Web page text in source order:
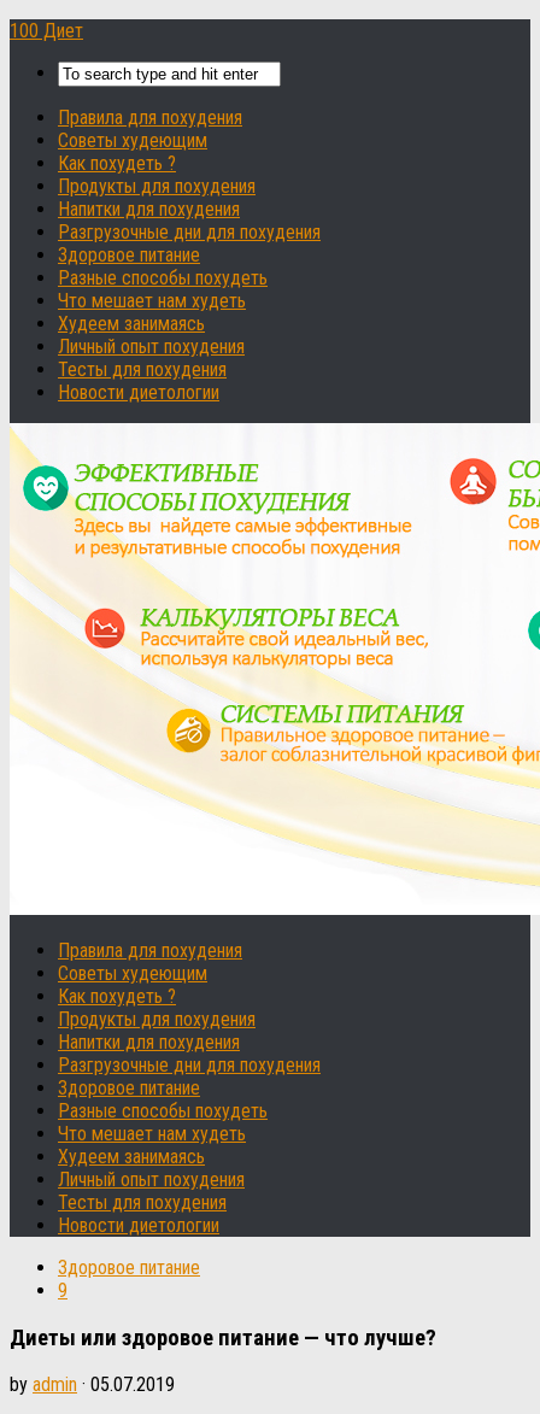
100 Диет
Правила для похудения
Советы худеющим
Как похудеть ?
Продукты для похудения
Напитки для похудения
Разгрузочные дни для похудения
Здоровое питание
Разные способы похудеть
Что мешает нам худеть
Худеем занимаясь
Личный опыт похудения
Тесты для похудения
Новости диетологии
Правила для похудения
Советы худеющим
Как похудеть ?
Продукты для похудения
Напитки для похудения
Разгрузочные дни для похудения
Здоровое питание
Разные способы похудеть
Что мешает нам худеть
Худеем занимаясь
Личный опыт похудения
Тесты для похудения
Новости диетологии
Здоровое питание
9
Диеты или здоровое питание — что лучше?
by admin · 05.07.2019